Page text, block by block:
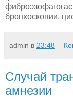
бронхоскопии,
admin в 23:48
Случай
амнезии